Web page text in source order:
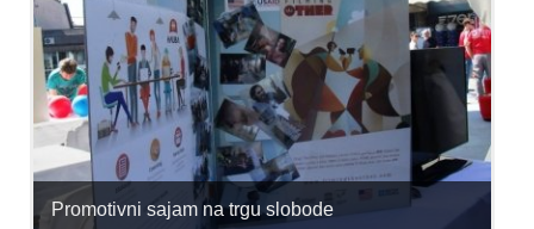
Promotivni sajam na trgu slobode